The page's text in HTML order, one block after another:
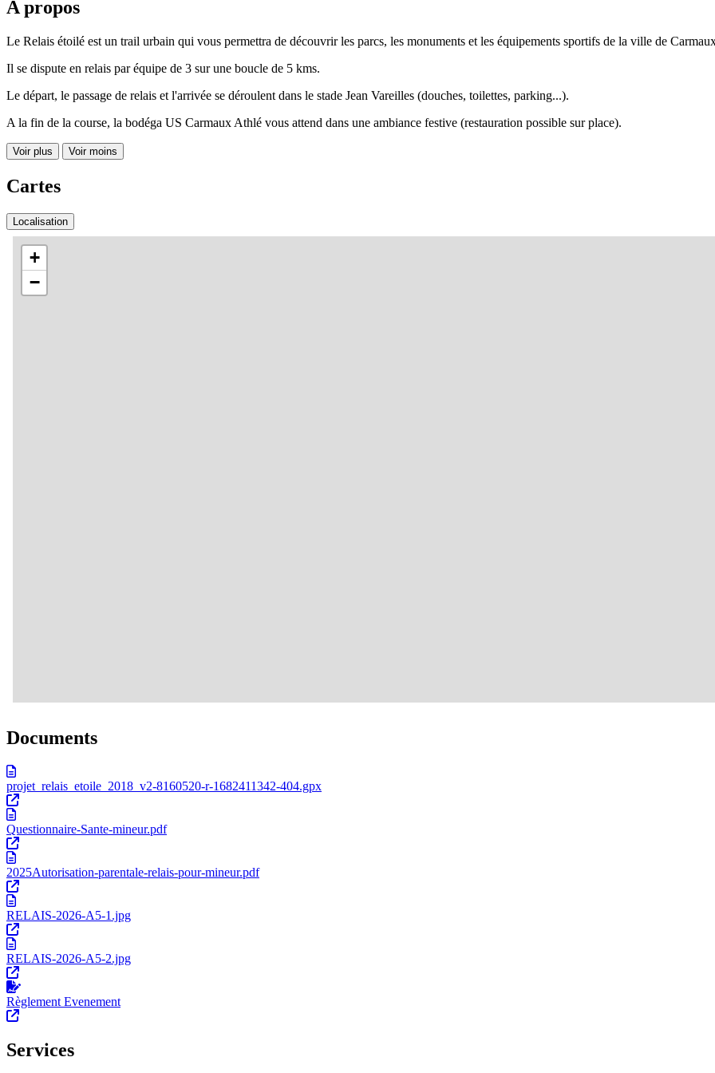
A propos
Le Relais étoilé est un trail urbain qui vous permettra de découvrir les parcs, les monuments et les équipements sportifs de la ville de
Il se dispute en relais par équipe de 3 sur une boucle de 5 kms.
Le départ, le passage de relais et l'arrivée se déroulent dans le stade Jean Vareilles (douches, toilettes, parking...).
A la fin de la course, la bodéga US Carmaux Athlé vous attend dans une ambiance festive (restauration possible sur place).
Voir plus Voir moins
Cartes
Localisation
Documents
projet_relais_etoile_2018_v2-8160520-r-1682411342-404.gpx
Questionnaire-Sante-mineur.pdf
2025Autorisation-parentale-relais-pour-mineur.pdf
RELAIS-2026-A5-1.jpg
RELAIS-2026-A5-2.jpg
Règlement Evenement
Services